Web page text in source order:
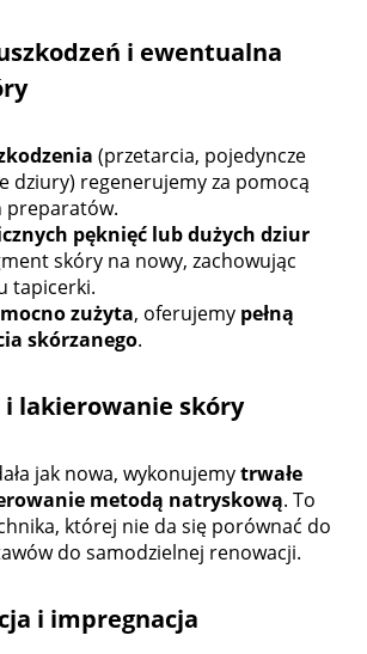
i ewentualna
(przetarcia, pojedyncze
dziury) regenerujemy za pomocą
preparatów.
pęknięć lub dużych dziur
skóry na nowy, zachowując
tapicerki.
mocno zużyta, oferujemy pełną
skórzanego.
i lakierowanie skóry
jak nowa, wykonujemytrwałe
metodą natryskową. To
której nie da się porównać do
do samodzielnej renowacji.
i impregnacja